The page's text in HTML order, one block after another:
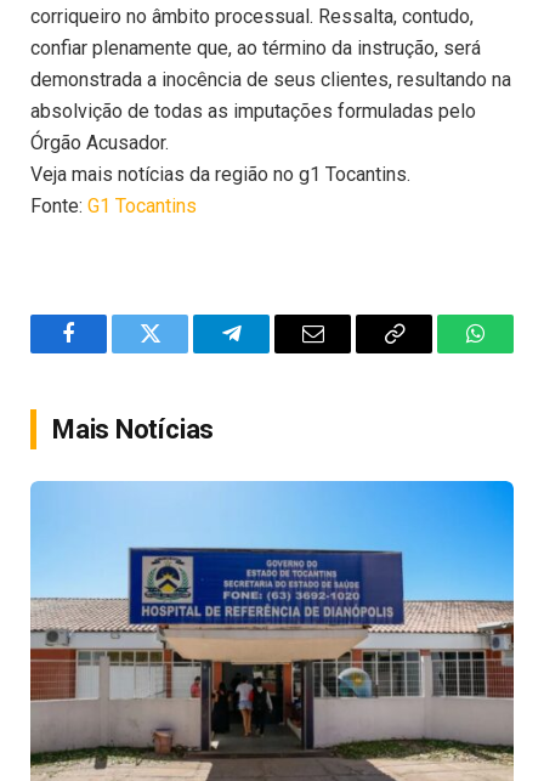
corriqueiro no âmbito processual. Ressalta, contudo,
confiar plenamente que, ao término da instrução, será
demonstrada a inocência de seus clientes, resultando na
absolvição de todas as imputações formuladas pelo
Órgão Acusador.
Veja mais notícias da região no g1 Tocantins.
Fonte: G1 Tocantins
FacebookTwitter TelegramEmail
Copy
Mais Notícias